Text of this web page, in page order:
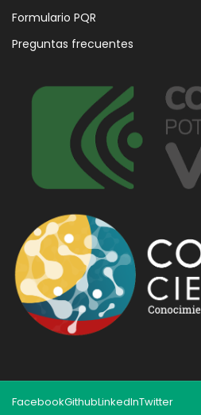
Formulario PQR
Preguntas frecuentes
FacebookGithubLinkedInTwitter